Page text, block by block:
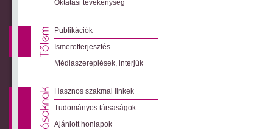
Oktatási tevékenység
Publikációk
Ismeretterjesztés
Médiaszereplések, interjúk
Hasznos szakmai linkek
Tudományos társaságok
Ajánlott honlapok